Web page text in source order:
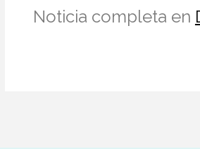
Noticia completa en